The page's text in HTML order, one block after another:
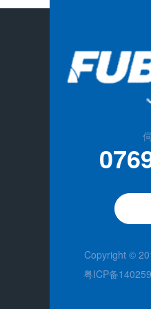
Copyright ©
粤ICP备